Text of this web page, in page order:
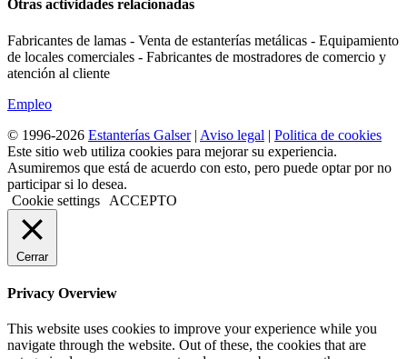
Otras actividades relacionadas
Fabricantes de lamas - Venta de estanterías metálicas - Equipamiento
de locales comerciales - Fabricantes de mostradores de comercio y
atención al cliente
Empleo
© 1996-2026 Estanterías Galser| Aviso legal | Politica de cookies
Este sitio web utiliza cookies para mejorar su experiencia.
Asumiremos que está de acuerdo con esto, pero puede optar por no
participar si lo desea.
Cookie settings
ACCEPTO
Cerrar
Privacy Overview
This website uses cookies to improve your experience while you
navigate through the website. Out of these, the cookies that are